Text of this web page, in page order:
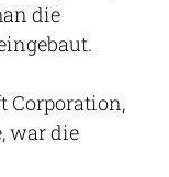
die
Corporation,
war die